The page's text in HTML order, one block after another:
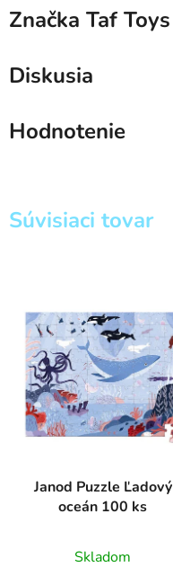
Značka Taf Toys
Diskusia
Hodnotenie
Súvisiaci tovar
Janod Puzzle Ľadový
oceán 100 ks
Skladom